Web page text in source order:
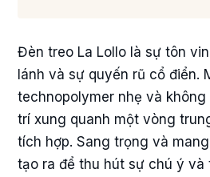
Đèn treo La Lollo là sự tôn
lánh và sự quyến rũ cổ điển.
technopolymer nhẹ và
trí xung quanh một vòng
tích hợp. Sang trọng và
tạo ra để thu hút sự chú ý và